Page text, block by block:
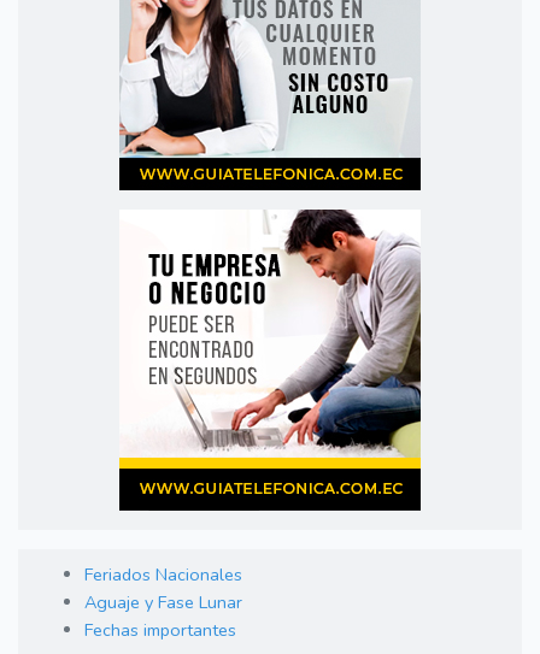
Feriados Nacionales
Aguaje y Fase Lunar
Fechas importantes